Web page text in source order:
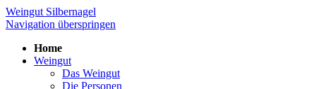
Weingut Silbernagel
Navigation überspringen
Home
Weingut
Das Weingut
Die Personen